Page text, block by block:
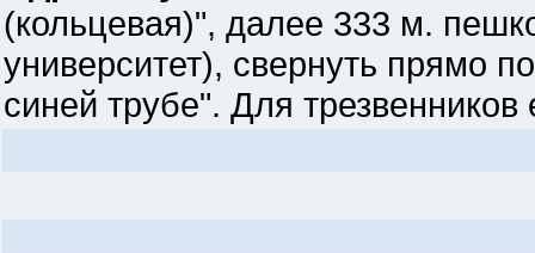
(кольцевая)", далее 333 м.
университет), свернуть прямо
синей трубе". Для трезвенников